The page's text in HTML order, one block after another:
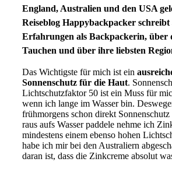
England, Australien und den USA
Reiseblog Happybackpacker
Erfahrungen als Backpackerin, über
Tauchen und über ihre liebsten
Das Wichtigste für mich ist ein
Sonnenschutz für die Haut.
Lichtschutzfaktor 50 ist ein Muss für
wenn ich lange im Wasser bin.
frühmorgens schon direkt
raus aufs Wasser paddele nehme ich
mindestens einem ebenso hohen
habe ich mir bei den Australiern
daran ist, dass die Zinkcreme absolut